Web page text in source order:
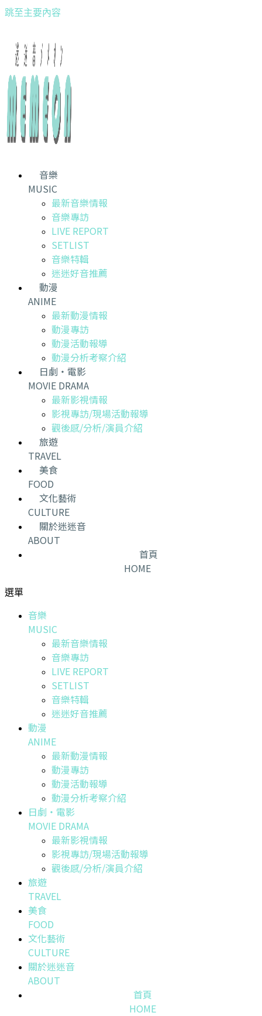
跳至主要內容
音樂
MUSIC
最新音樂情報
音樂專訪
LIVE REPORT
SETLIST
音樂特輯
迷迷好音推薦
動漫
ANIME
最新動漫情報
動漫專訪
動漫活動報導
動漫分析考察介紹
日劇・電影
MOVIE DRAMA
最新影視情報
影視專訪/現場活動報導
觀後感/分析/演員介紹
旅遊
TRAVEL
美食
FOOD
文化藝術
CULTURE
關於迷迷音
ABOUT
首頁
HOME
選單
音樂
MUSIC
最新音樂情報
音樂專訪
LIVE REPORT
SETLIST
音樂特輯
迷迷好音推薦
動漫
ANIME
最新動漫情報
動漫專訪
動漫活動報導
動漫分析考察介紹
日劇・電影
MOVIE DRAMA
最新影視情報
影視專訪/現場活動報導
觀後感/分析/演員介紹
旅遊
TRAVEL
美食
FOOD
文化藝術
CULTURE
關於迷迷音
ABOUT
首頁
HOME